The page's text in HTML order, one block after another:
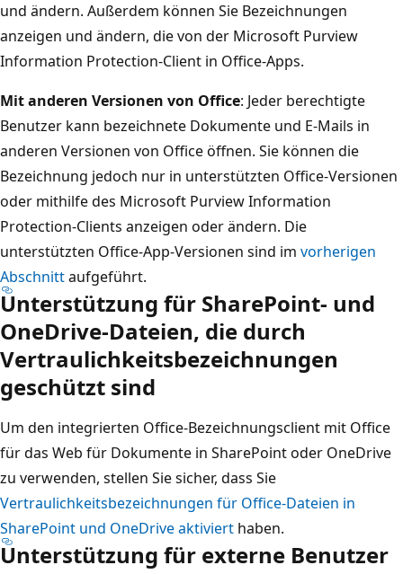
und ändern. Außerdem können Sie Bezeichnungen
anzeigen und ändern, die von der Microsoft Purview
Information Protection-Client in Office-Apps.
Mit anderen Versionen von Office: Jeder berechtigte
Benutzer kann bezeichnete Dokumente und E-Mails in
anderen Versionen von Office öffnen. Sie können die
Bezeichnung jedoch nur in unterstützten Office-Versionen
oder mithilfe des Microsoft Purview Information
Protection-Clients anzeigen oder ändern. Die
unterstützten Office-App-Versionen sind im vorherigen
Abschnittaufgeführt.
Unterstützung für SharePoint- und
OneDrive-Dateien, die durch
Vertraulichkeitsbezeichnungen
geschützt sind
Um den integrierten Office-Bezeichnungsclient mit Office
für das Web für Dokumente in SharePoint oder OneDrive
zu verwenden, stellen Sie sicher, dass Sie
Vertraulichkeitsbezeichnungen für Office-Dateien in
SharePoint und OneDrive aktiviert haben.
Unterstützung für externe Benutzer